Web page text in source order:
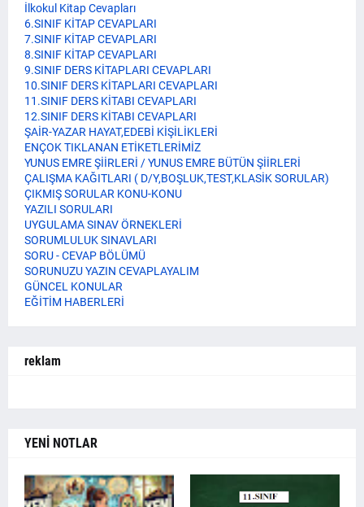
İlkokul Kitap Cevapları
6.SINIF KİTAP CEVAPLARI
7.SINIF KİTAP CEVAPLARI
8.SINIF KİTAP CEVAPLARI
9.SINIF DERS KİTAPLARI CEVAPLARI
10.SINIF DERS KİTAPLARI CEVAPLARI
11.SINIF DERS KİTABI CEVAPLARI
12.SINIF DERS KİTABI CEVAPLARI
ŞAİR-YAZAR HAYAT,EDEBİ KİŞİLİKLERİ
ENÇOK TIKLANAN ETİKETLERİMİZ
YUNUS EMRE ŞİİRLERİ / YUNUS EMRE BÜTÜN ŞİİRLERİ
ÇALIŞMA KAĞITLARI ( D/Y,BOŞLUK,TEST,KLASİK SORULAR)
ÇIKMIŞ SORULAR KONU-KONU
YAZILI SORULARI
UYGULAMA SINAV ÖRNEKLERİ
SORUMLULUK SINAVLARI
SORU - CEVAP BÖLÜMÜ
SORUNUZU YAZIN CEVAPLAYALIM
GÜNCEL KONULAR
EĞİTİM HABERLERİ
reklam
YENİ NOTLAR